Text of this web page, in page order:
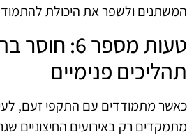
המשתנים ולשפר את היכולת
טעות מספר 6:
תהליכים פנימיים
כאשר מתמודדים עם התקפי זעם,
מתמקדים רק באירועים החיצוניים